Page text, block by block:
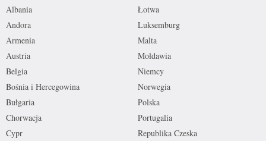
Albania
Andora
Armenia
Austria
Belgia
Bośnia i Hercegowina
Bułgaria
Chorwacja
Cypr
Łotwa
Luksemburg
Malta
Mołdawia
Niemcy
Norwegia
Polska
Portugalia
Republika Czeska